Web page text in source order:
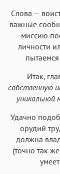
Слова —
важные
миссию
личности
Итак,
собственную
Удачно
орудий
должна
(точно так